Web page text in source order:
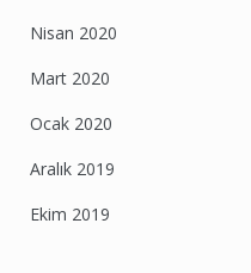
Nisan 2020
Mart 2020
Ocak 2020
Aralık 2019
Ekim 2019